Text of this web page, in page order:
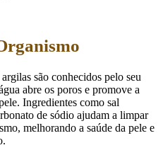
são conhecidos pelo seu
abre os poros e promove a
Ingredientes como sal
de sódio ajudam a limpar
melhorando a saúde da pele e